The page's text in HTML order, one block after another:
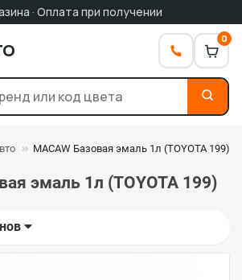
· Оплата при получении
0
MACAW Базовая эмаль 1л (TOYOTA 199)
эмаль 1л (TOYOTA 199)